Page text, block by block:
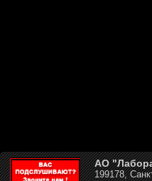
АО
199178,